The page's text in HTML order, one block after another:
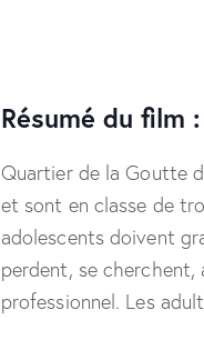
Résumé du film :
Quartier de la Goutte
et sont en classe de
adolescents doivent
perdent, se cherchent,
professionnel. Les